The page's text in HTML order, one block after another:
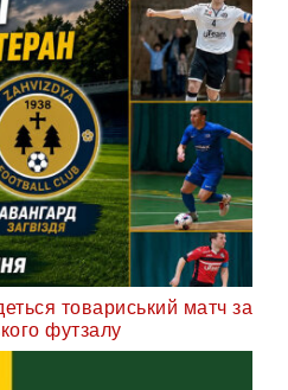
товариський матч за
футзалу